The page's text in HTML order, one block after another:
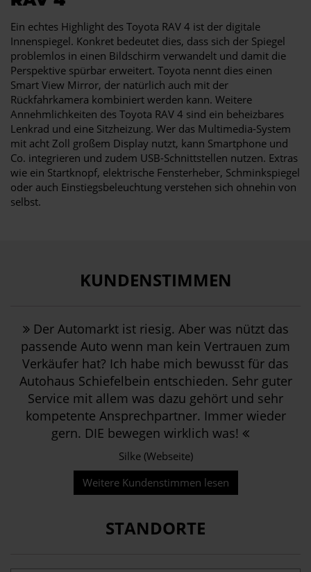
Ein echtes Highlight des Toyota RAV 4 ist der digitale
Innenspiegel. Konkret bedeutet dies, dass sich der Spiegel
problemlos in einen Bildschirm verwandelt und damit die
Perspektive spürbar erweitert. Toyota nennt dies einen
Smart View Mirror, der natürlich auch mit der
Rückfahrkamera kombiniert werden kann. Weitere
Annehmlichkeiten des Toyota RAV 4 sind ein beheizbares
Lenkrad und eine Sitzheizung. Wer das Multimedia-System
mit acht Zoll großem Display nutzt, kann Smartphone und
Co. integrieren und zudem USB-Schnittstellen nutzen. Extras
wie ein Startknopf, elektrische Fensterheber, Schminkspiegel
oder auch Einstiegsbeleuchtung verstehen sich ohnehin von
selbst.
KUNDENSTIMMEN
Der Automarkt ist riesig. Aber was nützt das
passende Auto wenn man kein Vertrauen zum
Verkäufer hat? Ich habe mich bewusst für das
Autohaus Schiefelbein entschieden. Sehr guter
Service mit allem was dazu gehört und sehr
kompetente Ansprechpartner. Immer wieder
gern. DIE bewegen wirklich was!
Silke (Webseite)
Weitere Kundenstimmen lesen
STANDORTE